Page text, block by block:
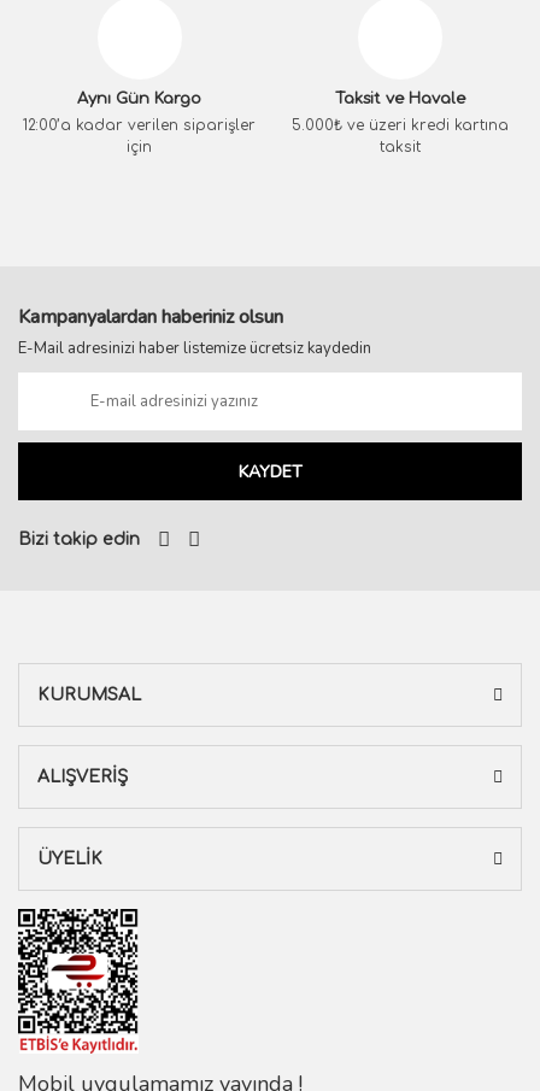
Aynı Gün Kargo
12:00’a kadar verilen siparişler
için
Taksit ve Havale
5.000₺ ve üzeri kredi kartına
taksit
Kampanyalardan haberiniz olsun
E-Mail adresinizi haber listemize ücretsiz kaydedin
KAYDET
Bizi takip edin
KURUMSAL
ALIŞVERİŞ
ÜYELİK
Mobil uygulamamız yayında !